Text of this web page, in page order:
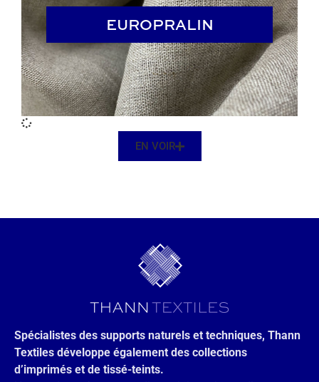
EUROPRALIN
EUROPRALIN
EN VOIR
Spécialistes des supports naturels et techniques, Thann
Textiles développe également des collections
d’imprimés et de tissé-teints.